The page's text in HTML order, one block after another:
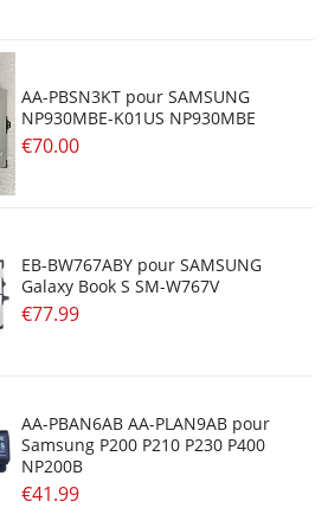
AA-PBSN3KT pour SAMSUNG
NP930MBE-K01US NP930MBE
€70.00
EB-BW767ABY pour SAMSUNG
Galaxy Book S SM-W767V
€77.99
AA-PBAN6AB AA-PLAN9AB pour
Samsung P200 P210 P230 P400
NP200B
€41.99